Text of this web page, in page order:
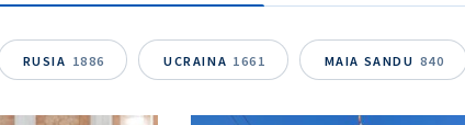
RUSIA 1886 UCRAINA 1661 MAIA SANDU 840